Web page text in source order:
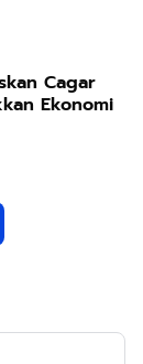
Cagar
Ekonomi